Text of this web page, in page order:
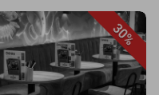
30%